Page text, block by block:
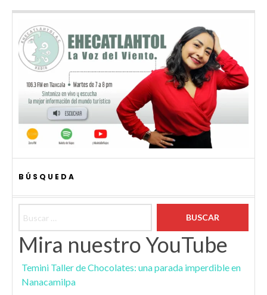
BÚSQUEDA
Mira nuestro YouTube
Temini Taller de Chocolates: una parada imperdible en
Nanacamilpa